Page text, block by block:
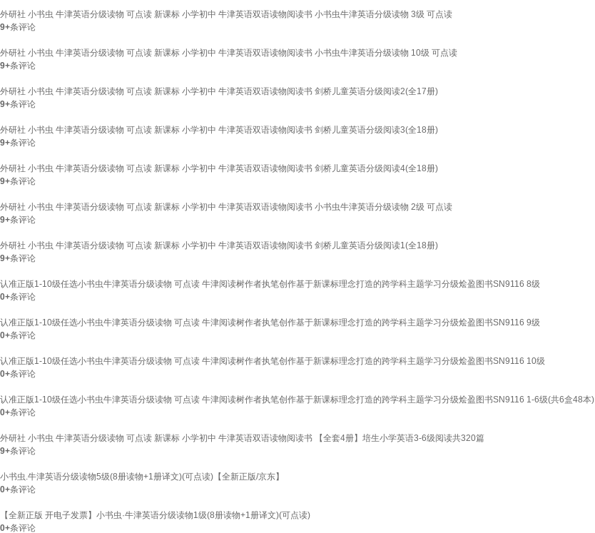
外研社 小书虫 牛津英语分级读物 可点读 新课标 小学初中 牛津英语双语读物阅读书 小书虫牛津英语分级读物 3级 可点读
9+条评论
外研社 小书虫 牛津英语分级读物 可点读 新课标 小学初中 牛津英语双语读物阅读书 小书虫牛津英语分级读物 10级 可点读
9+条评论
外研社 小书虫 牛津英语分级读物 可点读 新课标 小学初中 牛津英语双语读物阅读书 剑桥儿童英语分级阅读2(全17册)
9+条评论
外研社 小书虫 牛津英语分级读物 可点读 新课标 小学初中 牛津英语双语读物阅读书 剑桥儿童英语分级阅读3(全18册)
9+条评论
外研社 小书虫 牛津英语分级读物 可点读 新课标 小学初中 牛津英语双语读物阅读书 剑桥儿童英语分级阅读4(全18册)
9+条评论
外研社 小书虫 牛津英语分级读物 可点读 新课标 小学初中 牛津英语双语读物阅读书 小书虫牛津英语分级读物 2级 可点读
9+条评论
外研社 小书虫 牛津英语分级读物 可点读 新课标 小学初中 牛津英语双语读物阅读书 剑桥儿童英语分级阅读1(全18册)
9+条评论
认准正版1-10级任选小书虫牛津英语分级读物 可点读 牛津阅读树作者执笔创作基于新课标理念打造的跨学科主题学习分级烩盈图书SN9116 8级
0+条评论
认准正版1-10级任选小书虫牛津英语分级读物 可点读 牛津阅读树作者执笔创作基于新课标理念打造的跨学科主题学习分级烩盈图书SN9116 9级
0+条评论
认准正版1-10级任选小书虫牛津英语分级读物 可点读 牛津阅读树作者执笔创作基于新课标理念打造的跨学科主题学习分级烩盈图书SN9116 10级
0+条评论
认准正版1-10级任选小书虫牛津英语分级读物 可点读 牛津阅读树作者执笔创作基于新课标理念打造的跨学科主题学习分级烩盈图书SN9116 1-6级(共6盒48本)
0+条评论
外研社 小书虫 牛津英语分级读物 可点读 新课标 小学初中 牛津英语双语读物阅读书 【全套4册】培生小学英语3-6级阅读共320篇
9+条评论
小书虫.牛津英语分级读物5级(8册读物+1册译文)(可点读)【全新正版/京东】
0+条评论
【全新正版 开电子发票】小书虫·牛津英语分级读物1级(8册读物+1册译文)(可点读)
0+条评论